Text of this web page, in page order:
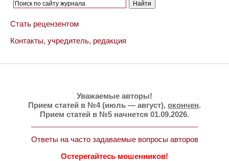
Стать рецензентом
Контакты, учредитель, редакция
Уважаемые авторы!
Прием статей в №4 (июль — август), окончен.
Прием статей в №5 начнется 01.09.2026.
Ответы на часто задаваемые вопросы авторов
Остерегайтесь мошенников!